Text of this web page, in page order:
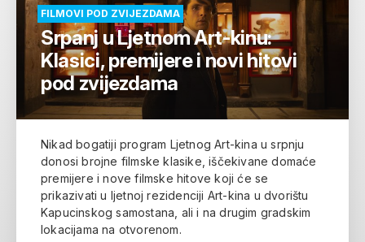
FILMOVI POD ZVIJEZDAMA
Srpanj u Ljetnom Art-kinu:
Klasici, premijere i novi hitovi
pod zvijezdama
Nikad bogatiji program Ljetnog Art-kina u srpnju
donosi brojne filmske klasike, iščekivane domaće
premijere i nove filmske hitove koji će se
prikazivati u ljetnoj rezidenciji Art-kina u dvorištu
Kapucinskog samostana, ali i na drugim gradskim
lokacijama na otvorenom.